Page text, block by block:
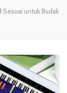
Sesuai untuk Budak